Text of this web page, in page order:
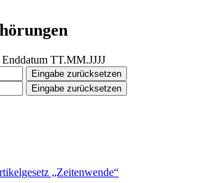
Enddatum TT.MM.JJJJ
Eingabe zurücksetzen
Eingabe zurücksetzen
„Zeitenwende“